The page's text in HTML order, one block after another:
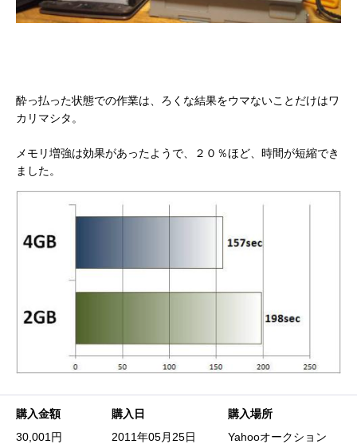
酔っ払った状態での作業は、ろくな結果をウマないことだけはワ
カリマシタ。
メモリ増強は効果があったようで、２０％ほど、時間が短縮でき
ました。
購入金額
30,001円
購入日
2011年05月25日
購入場所
Yahooオークション